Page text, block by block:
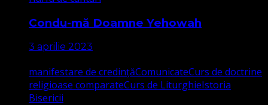
Condu-mă Doamne Yehowah
3 aprilie 2023
manifestare de credințăComunicateCurs de doctrine
religioase comparateCurs de LiturghieIstoria
Bisericii